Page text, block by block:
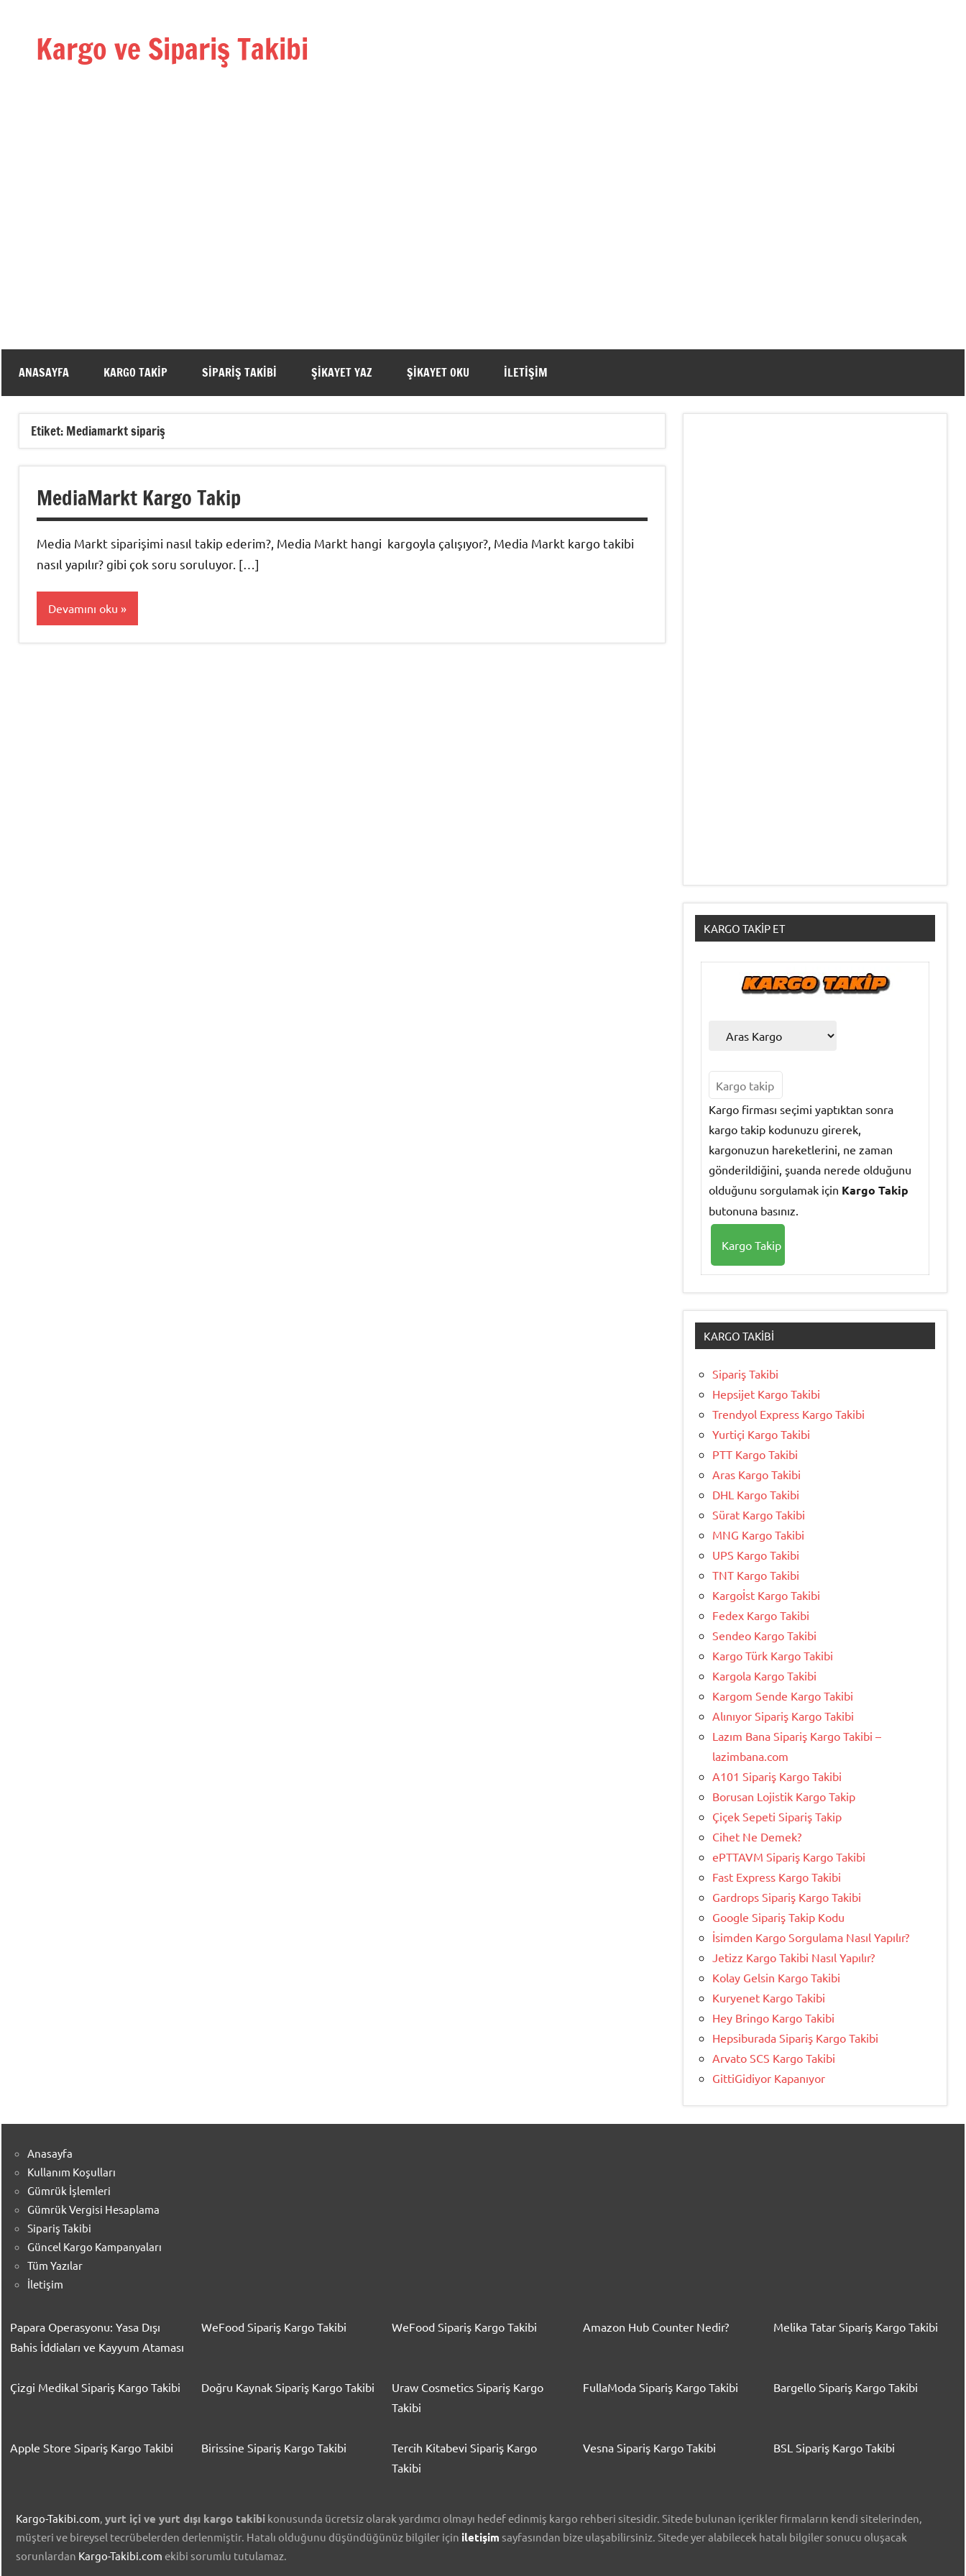
Kargo ve Sipariş Takibi
Kargo
ANASAYFA KARGO TAKIP SIPARIŞ TAKIBI ŞIKAYET YAZ ŞIKAYET OKU İLETIŞIM
Etiket: Mediamarkt sipariş
MediaMarkt Kargo Takip
Media Markt siparişimi nasıl takip ederim?, Media Markt hangi kargoyla çalışıyor?, Media Markt kargo takibi
nasıl yapılır? gibi çok soru soruluyor. […]
Devamını oku
KARGO TAKIP ET
Kargo firması seçimi yaptıktan sonra
kargo takip kodunuzu girerek,
kargonuzun hareketlerini, ne zaman
gönderildiğini, şuanda nerede olduğunu
olduğunu sorgulamak için Kargo Takip
butonuna basınız.
KARGO TAKIBI
Sipariş Takibi
Hepsijet Kargo Takibi
Trendyol Express Kargo Takibi
Yurtiçi Kargo Takibi
PTT Kargo Takibi
Aras Kargo Takibi
DHL Kargo Takibi
Sürat Kargo Takibi
MNG Kargo Takibi
UPS Kargo Takibi
TNT Kargo Takibi
Kargoİst Kargo Takibi
Fedex Kargo Takibi
Sendeo Kargo Takibi
Kargo Türk Kargo Takibi
Kargola Kargo Takibi
Kargom Sende Kargo Takibi
Alınıyor Sipariş Kargo Takibi
Lazım Bana Sipariş Kargo Takibi –
lazimbana.com
A101 Sipariş Kargo Takibi
Borusan Lojistik Kargo Takip
Çiçek Sepeti Sipariş Takip
Cihet Ne Demek?
ePTTAVM Sipariş Kargo Takibi
Fast Express Kargo Takibi
Gardrops Sipariş Kargo Takibi
Google Sipariş Takip Kodu
İsimden Kargo Sorgulama Nasıl Yapılır?
Jetizz Kargo Takibi Nasıl Yapılır?
Kolay Gelsin Kargo Takibi
Kuryenet Kargo Takibi
Hey Bringo Kargo Takibi
Hepsiburada Sipariş Kargo Takibi
Arvato SCS Kargo Takibi
GittiGidiyor Kapanıyor
Anasayfa
Kullanım Koşulları
Gümrük İşlemleri
Gümrük Vergisi Hesaplama
Sipariş Takibi
Güncel Kargo Kampanyaları
Tüm Yazılar
İletişim
Papara Operasyonu: Yasa Dışı
Bahis İddiaları ve Kayyum Ataması
WeFood Sipariş Kargo Takibi WeFood Sipariş Kargo Takibi Amazon Hub Counter Nedir? Melika Tatar Sipariş Kargo Takibi
Çizgi Medikal Sipariş Kargo Takibi Doğru Kaynak Sipariş Kargo Takibi
Uraw Cosmetics Sipariş Kargo
Takibi
FullaModa Sipariş Kargo Takibi Bargello Sipariş Kargo Takibi
Apple Store Sipariş Kargo Takibi Birissine Sipariş Kargo Takibi
Tercih Kitabevi Sipariş Kargo
Takibi
Vesna Sipariş Kargo Takibi BSL Sipariş Kargo Takibi
Kargo-Takibi.com yurt içi ve yurt dışı kargo takibi konusunda ücretsiz olarak yardımcı olmayı hedef edinmiş kargo rehberi sitesidir. Sitede bulunan içerikler firmaların kendi sitelerinden,
müşteri ve bireysel tecrübelerden derlenmiştir. Hatalı olduğunu düşündüğünüz bilgiler için iletişim sayfasından bize ulaşabilirsiniz. Sitede yer alabilecek hatalı bilgiler sonucu oluşacak
sorunlardan Kargo-Takibi.com ekibi sorumlu tutulamaz.